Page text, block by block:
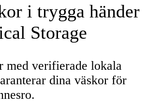
i trygga händer
Storage
med verifierade lokala
dina väskor för